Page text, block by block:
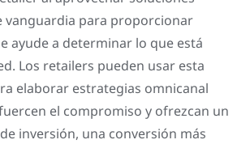
vanguardia para proporcionar
ayude a determinar lo que está
Los retailers pueden usar esta
elaborar estrategias omnicanal
el compromiso y ofrezcan un
inversión, una conversión más